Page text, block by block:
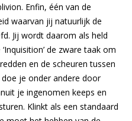
Enfin, één van de
waarvan jij natuurlijk de
Jij wordt daarom als held
de zware taak om
en de scheuren tussen
je onder andere door
je ingenomen keeps en
Klinkt als een standaard